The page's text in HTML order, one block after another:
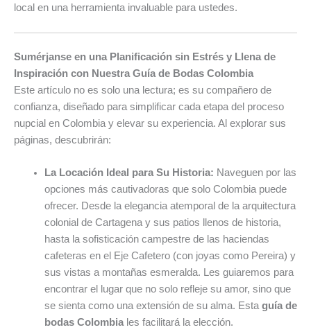
local en una herramienta invaluable para ustedes.
Sumérjanse en una Planificación sin Estrés y Llena de
Inspiración con Nuestra Guía de Bodas Colombia
Este artículo no es solo una lectura; es su compañero de
confianza, diseñado para simplificar cada etapa del proceso
nupcial en Colombia y elevar su experiencia. Al explorar sus
páginas, descubrirán:
La Locación Ideal para Su Historia: Naveguen por las
opciones más cautivadoras que solo Colombia puede
ofrecer. Desde la elegancia atemporal de la arquitectura
colonial de Cartagena y sus patios llenos de historia,
hasta la sofisticación campestre de las haciendas
cafeteras en el Eje Cafetero (con joyas como Pereira) y
sus vistas a montañas esmeralda. Les guiaremos para
encontrar el lugar que no solo refleje su amor, sino que
se sienta como una extensión de su alma. Esta guía de
bodas Colombiales facilitará la elección.